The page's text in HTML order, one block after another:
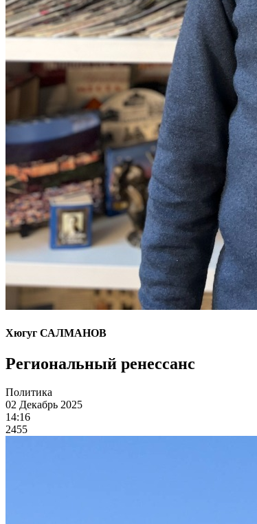
Хюгуг САЛМАНОВ
Региональный ренессанс
Политика
02 Декабрь 2025
14:16
2455